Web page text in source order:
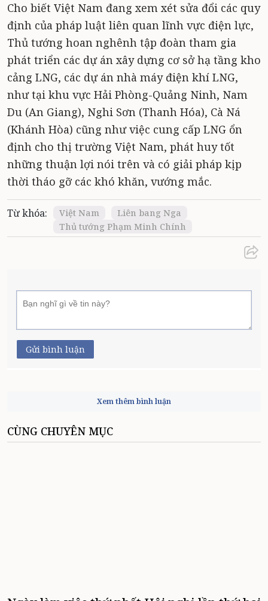
Cho biết Việt Nam đang xem xét sửa đổi các quy
định của pháp luật liên quan lĩnh vực điện lực,
Thủ tướng hoan nghênh tập đoàn tham gia
phát triển các dự án xây dựng cơ sở hạ tầng kho
cảng LNG, các dự án nhà máy điện khí LNG,
như tại khu vực Hải Phòng-Quảng Ninh, Nam
Du (An Giang), Nghi Sơn (Thanh Hóa), Cà Ná
(Khánh Hòa) cũng như việc cung cấp LNG ổn
định cho thị trường Việt Nam, phát huy tốt
những thuận lợi nói trên và có giải pháp kịp
thời tháo gỡ các khó khăn, vướng mắc.
Từ khóa: Việt Nam
Liên bang Nga
Thủ tướng Phạm Minh Chính
Gửi bình luận
Xem thêm bình luận
CÙNG CHUYÊN MỤC